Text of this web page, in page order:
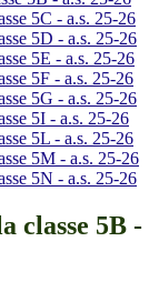
5C - a.s. 25-26
5D - a.s. 25-26
5E - a.s. 25-26
5F - a.s. 25-26
5G - a.s. 25-26
5I - a.s. 25-26
5L - a.s. 25-26
5M - a.s. 25-26
5N - a.s. 25-26
classe 5B -